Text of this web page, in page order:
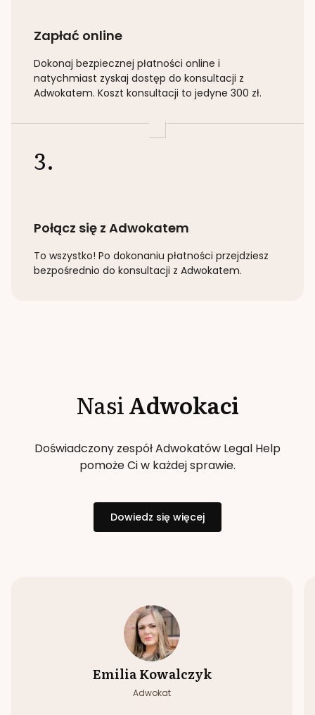
Zapłać online
Dokonaj bezpiecznej płatności online i
natychmiast zyskaj dostęp do konsultacji z
Adwokatem. Koszt konsultacji to jedyne 300 zł.
3.
Połącz się z Adwokatem
To wszystko! Po dokonaniu płatności przejdziesz
bezpośrednio do konsultacji z Adwokatem.
NasiAdwokaci
Doświadczony zespół Adwokatów Legal Help
pomoże Ci w każdej sprawie.
Dowiedz się więcej
Emilia Kowalczyk
Adwokat